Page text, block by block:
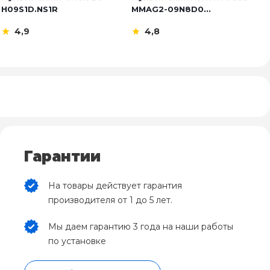
H09S1D.NS1R
4,9
MMAG2-09N8D0...
4,8
Гарантии
На товары действует гарантия
производителя от 1 до 5 лет.
Мы даем гарантию 3 года на наши работы
по установке